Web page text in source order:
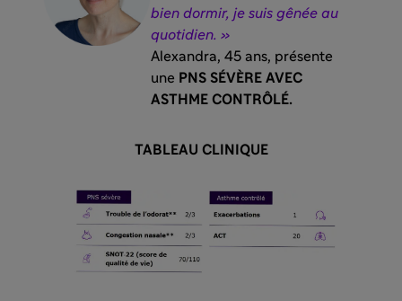
bien dormir, je suis gênée au
quotidien. »
Alexandra, 45 ans, présente
une PNS SÉVÈRE AVEC
ASTHME CONTRÔLÉ.
TABLEAU CLINIQUE